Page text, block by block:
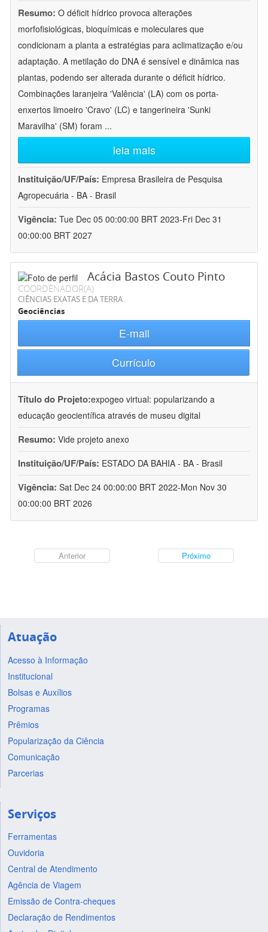
Resumo: O déficit hídrico provoca alterações
morfofisiológicas, bioquímicas e moleculares que
condicionam a planta a estratégias para aclimatização e/ou
adaptação. A metilação do DNA é sensível e dinâmica nas
plantas, podendo ser alterada durante o déficit hídrico.
Combinações laranjeira 'Valência' (LA) com os porta-
enxertos limoeiro 'Cravo' (LC) e tangerineira 'Sunki
Maravilha' (SM) foram ...
leia mais
Instituição/UF/País: Empresa Brasileira de Pesquisa
Agropecuária - BA - Brasil
Vigência: Tue Dec 05 00:00:00 BRT 2023-Fri Dec 31
00:00:00 BRT 2027
Acácia Bastos Couto Pinto
COORDENADOR(A)
CIÊNCIAS EXATAS E DA TERRA
Geociências
E-mail
Currículo
Título do Projeto:expogeo virtual: popularizando a
educação geocientífica através de museu digital
Resumo: Vide projeto anexo
Instituição/UF/País: ESTADO DA BAHIA - BA - Brasil
Vigência: Sat Dec 24 00:00:00 BRT 2022-Mon Nov 30
00:00:00 BRT 2026
Anterior Próximo
Atuação
Acesso à Informação
Institucional
Bolsas e Auxílios
Programas
Prêmios
Popularização da Ciência
Comunicação
Parcerias
Serviços
Ferramentas
Ouvidoria
Central de Atendimento
Agência de Viagem
Emissão de Contra-cheques
Declaração de Rendimentos